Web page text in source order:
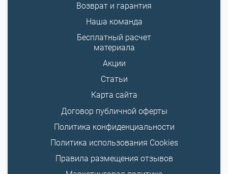
Возврат и гарантия
Наша команда
Бесплатный расчет
материала
Акции
Статьи
Карта сайта
Договор публичной оферты
Политика конфиденциальности
Политика использования Cookies
Правила размещения отзывов